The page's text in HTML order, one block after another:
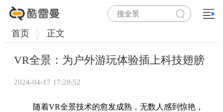
首页 正文
VR全景：为户外游玩体验插上科技翅膀
2024-04-17 17:28:52
随着VR全景技术的愈发成熟，无数人感到惊艳，